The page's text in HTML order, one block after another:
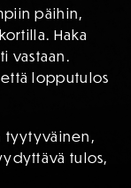
päihin,
Haka
vastaan.
että lopputulos
tyytyväinen,
tulos,